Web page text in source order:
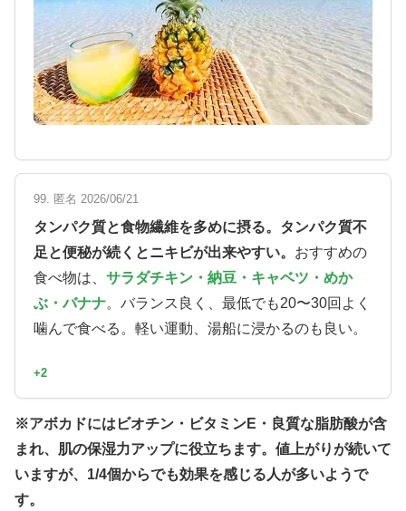
99. 匿名 2026/06/21
タンパク質と食物繊維を多めに摂る。タンパク質不
足と便秘が続くとニキビが出来やすい。 おすすめの
食べ物は、 サラダチキン・納豆・キャベツ・めか
ぶ・バナナ。バランス良く、最低でも20〜30回よく
噛んで食べる。軽い運動、湯船に浸かるのも良い。
+2
※アボカドにはビオチン・ビタミンE・良質な脂肪酸が含
まれ、肌の保湿力アップに役立ちます。値上がりが続いて
いますが、1/4個からでも効果を感じる人が多いようで
す。